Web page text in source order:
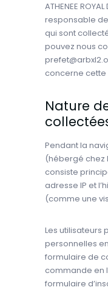
ATHENEE
responsable
qui sont
pouvez nous
concerne
Nature
Pendant la
(hébergé chez
consiste
adresse IP et
(comme une
Les utilisateurs
personnelles
formulaire de
commande en
formulaire